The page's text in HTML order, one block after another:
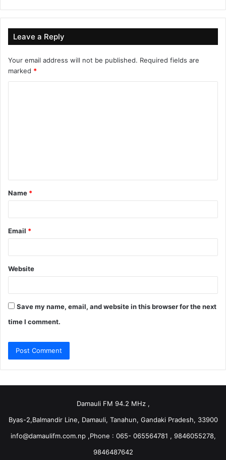
Leave a Reply
Your email address will not be published. Required fields are
marked *
t
*
Name *
Email *
Website
Save my name, email, and website in this browser for the next
time I comment.
Damauli FM 94.2 MHz ,
Byas-2,Balmandir Line, Damauli, Tanahun, Gandaki Pradesh, 33900
info@damaulifm.com.np,Phone : 065- 065564781 , 9846055278,
9846487642